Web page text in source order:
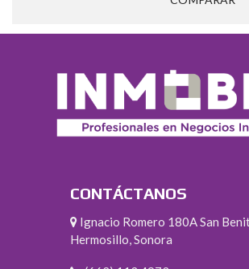
CONTÁCTANOS
Ignacio Romero 180A San
Hermosillo, Sonora